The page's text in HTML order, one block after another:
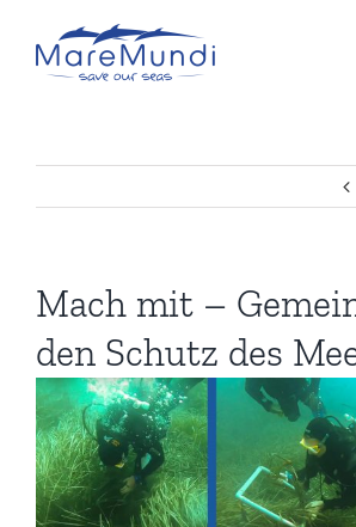
Inhalt
springen
Mach mit –
den Schutz des